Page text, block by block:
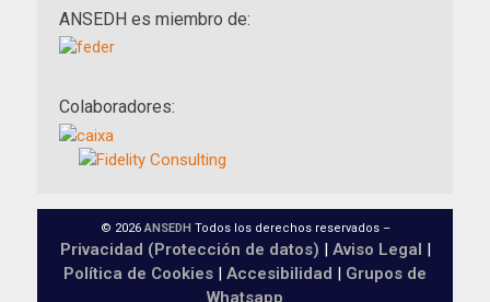
ANSEDH es miembro de:
Colaboradores:
© 2026ANSEDH Todos los derechos reservados –
Privacidad (Protección de datos) | Aviso Legal |
Política de Cookies | Accesibilidad | Grupos de
Whatsapp